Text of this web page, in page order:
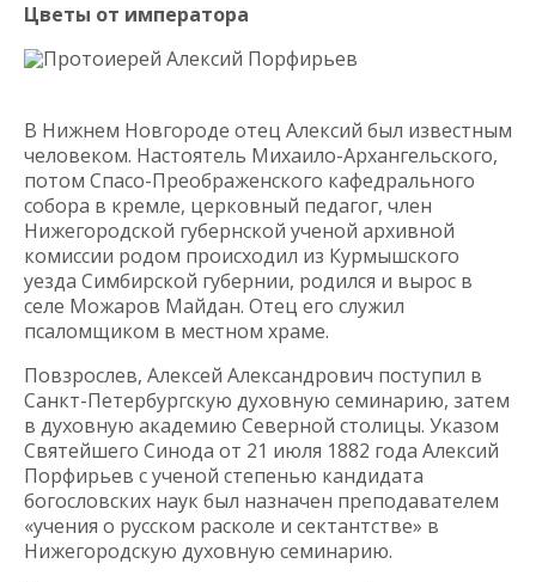
Цветы от императора
Протоиерей Алексий Порфирьев
В Нижнем Новгороде отец Алексий был известным
человеком. Настоятель Михаило-Архангельского,
потом Спасо-Преображенского кафедрального
собора в кремле, церковный педагог, член
Нижегородской губернской ученой архивной
комиссии родом происходил из Курмышского
уезда Симбирской губернии, родился и вырос в
селе Можаров Майдан. Отец его служил
псаломщиком в местном храме.
Повзрослев, Алексей Александрович поступил в
Санкт-Петербургскую духовную семинарию, затем
в духовную академию Северной столицы. Указом
Святейшего Синода от 21 июля 1882 года Алексий
Порфирьев с ученой степенью кандидата
богословских наук был назначен преподавателем
«учения о русском расколе и сектантстве» в
Нижегородскую духовную семинарию.